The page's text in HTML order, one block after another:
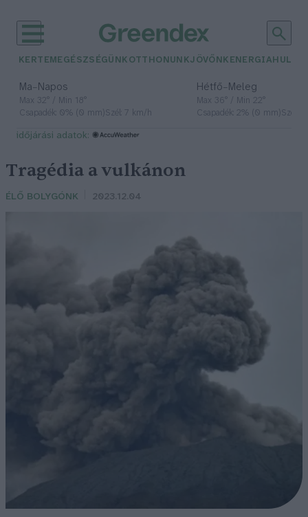
KERTEM EGÉSZSÉGÜNK OTTHONUNKJÖVŐNK ENERGIA
Ma– Napos
Max 32° / Min 18°
Csapadék: 0% (0 mm)Szél: 7 km/h
Hétfő– Meleg
Max 36° / Min 22°
Csapadék: 2% (0 mm)Szél:
időjárási adatok:
Tragédia a vulkánon
ÉLŐ BOLYGÓNK 2023.12.04